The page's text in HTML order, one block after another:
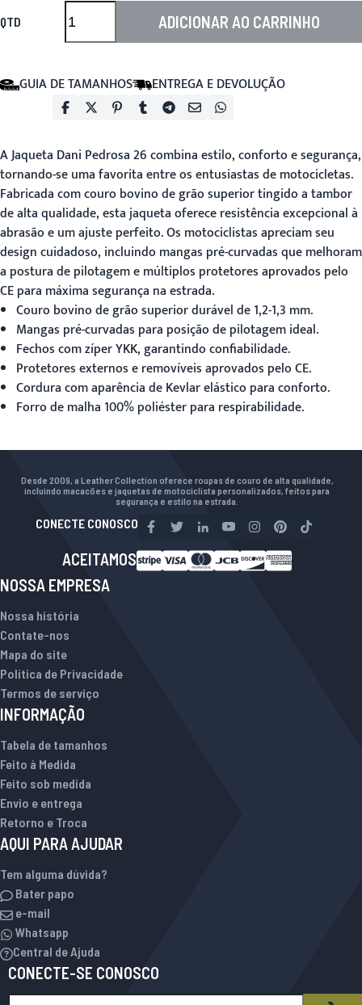
QTD ADICIONAR AO CARRINHO
GUIA DE TAMANHOS ENTREGA E DEVOLUÇÃO
AJaqueta Dani Pedrosa 26combina estilo, conforto e segurança,
tornando-se uma favorita entre os entusiastas de motocicletas.
Fabricada com couro bovino de grão superior tingido a tambor
de alta qualidade, esta jaqueta oferece resistência excepcional à
abrasão e um ajuste perfeito. Os motociclistas apreciam seu
design cuidadoso, incluindo mangas pré-curvadas que melhoram
a postura de pilotagem e múltiplos protetores aprovados pelo
CE para máxima segurança na estrada.
Couro bovino de grão superior durável de 1,2-1,3 mm.
Mangas pré-curvadas para posição de pilotagem ideal.
Fechos com zíper YKK, garantindo confiabilidade.
Protetores externos e removíveis aprovados pelo CE.
Cordura com aparência de Kevlar elástico para conforto.
Forro de malha 100% poliéster para respirabilidade.
Desde 2009, a Leather Collection oferece roupas de couro de alta qualidade,
incluindo macacões e jaquetas de motociclista personalizados, feitos para
segurança e estilo na estrada.
CONECTE CONOSCO
ACEITAMOS
NOSSA EMPRESA
Nossa história
Contate-nos
Mapa do site
Política de Privacidade
Termos de serviço
INFORMAÇÃO
Tabela de tamanhos
Feito à Medida
Feito sob medida
Envio e entrega
Retorno e Troca
AQUI PARA AJUDAR
Tem alguma dúvida?
Bater papo
e-mail
Whatsapp
Central de Ajuda
CONECTE-SE CONOSCO